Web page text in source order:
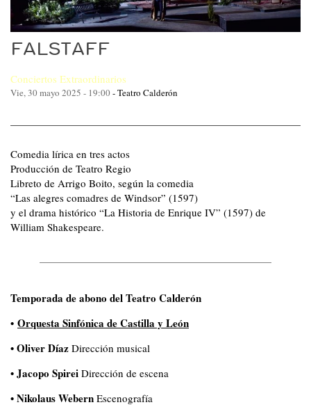
FALSTAFF
Conciertos Extraordinarios
Vie, 30 mayo 2025 - 19:00-Teatro Calderón
Comedia lírica en tres actos
Producción de Teatro Regio
Libreto de Arrigo Boito, según la comedia
“Las alegres comadres de Windsor” (1597)
y el drama histórico “La Historia de Enrique IV” (1597) de
William Shakespeare.
Temporada de abono del Teatro Calderón
• Orquesta Sinfónica de Castilla y León
• Oliver Díaz Dirección musical
• Jacopo Spirei Dirección de escena
• Nikolaus Webern Escenografía